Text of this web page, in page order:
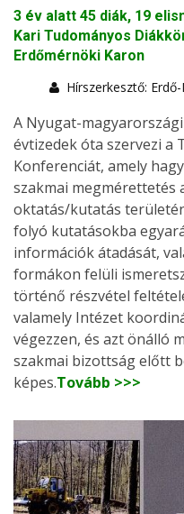
3 év alatt 45 diák, 19
Kari Tudományos
Erdőmérnöki Karon
Hírszerkesztő:
A Nyugat-
évtizedek óta szervezi a
Konferenciát, amely
szakmai megmérettetés
oktatás/kutatás
folyó kutatásokba
információk átadását,
formákon felüli
történő részvétel
valamely Intézet
végezzen, és azt önálló
szakmai bizottság előtt
képes.Tovább >>>